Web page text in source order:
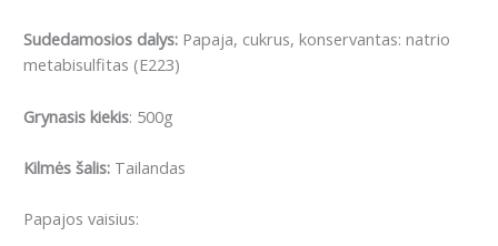
Sudedamosios dalys: Papaja, cukrus, konservantas: natrio
metabisulfitas (E223)
Grynasis kiekis: 500g
Kilmės šalis: Tailandas
Papajos vaisius: